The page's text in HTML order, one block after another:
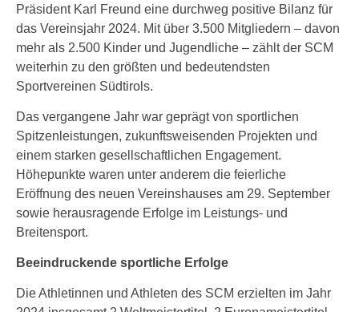
Präsident Karl Freund eine durchweg positive Bilanz für
das Vereinsjahr 2024. Mit über 3.500 Mitgliedern – davon
mehr als 2.500 Kinder und Jugendliche – zählt der SCM
weiterhin zu den größten und bedeutendsten
Sportvereinen Südtirols.
Das vergangene Jahr war geprägt von sportlichen
Spitzenleistungen, zukunftsweisenden Projekten und
einem starken gesellschaftlichen Engagement.
Höhepunkte waren unter anderem die feierliche
Eröffnung des neuen Vereinshauses am 29. September
sowie herausragende Erfolge im Leistungs- und
Breitensport.
Beeindruckende sportliche Erfolge
Die Athletinnen und Athleten des SCM erzielten im Jahr